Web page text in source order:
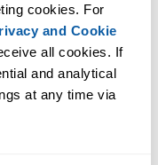
cookies. For
and Cookie
all cookies. If
and analytical
at any time via
treinamento.
ferramentas. Muitos